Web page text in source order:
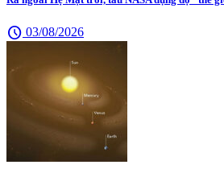
schedule 03/08/2026